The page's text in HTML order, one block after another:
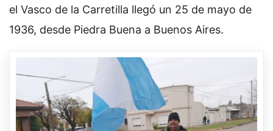
el Vasco de la Carretilla llegó un 25 de mayo de
1936, desde Piedra Buena a Buenos Aires.